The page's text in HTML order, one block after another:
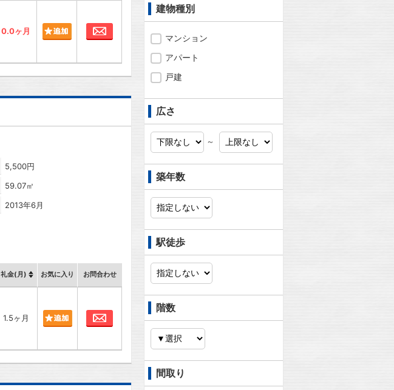
0.0ヶ月 お問合わせ
5,500円
59.07㎡
2013年6月
礼金(月) お気に入り お問合わせ
1.5ヶ月 お問合わせ
建物種別
マンション
アパート
戸建
広さ
～
築年数
駅徒歩
階数
間取り